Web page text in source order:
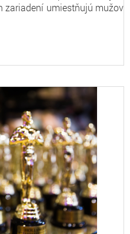
zariadení umiestňujú mužov